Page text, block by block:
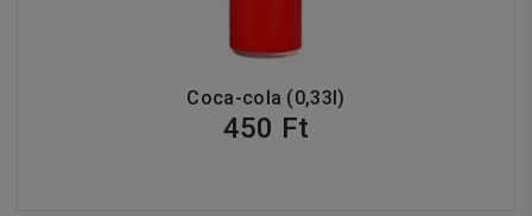
Coca-cola (0,33l)
450 Ft